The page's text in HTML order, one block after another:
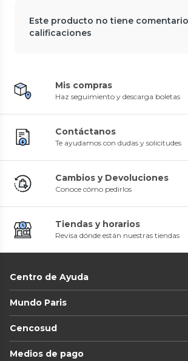
Este producto no tiene
calificaciones
Mis compras
Haz seguimiento y descarga boletas
Contáctanos
Te ayudamos con dudas y solicitudes
Cambios y Devoluciones
Conoce cómo pedirlos
Tiendas y horarios
Revisa dónde están nuestras tiendas
Centro de Ayuda
Mundo Paris
Cencosud
Medios de pago